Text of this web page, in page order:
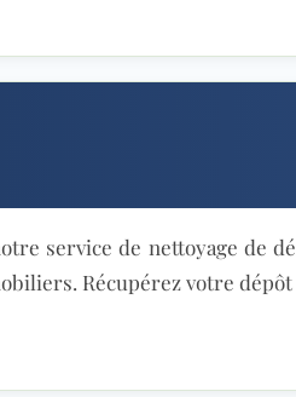
service de nettoyage de
Récupérez votre dépôt